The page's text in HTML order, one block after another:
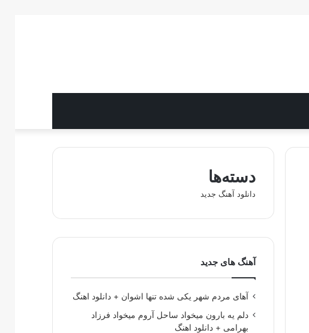
دسته‌ها
دانلود آهنگ جدید
آهنگ های جدید
آهای مردم شهر یکی شده تنها اشوان + دانلود اهنگ
دلم یه بارون میخواد ساحل آروم میخواد فرزاد
بهرامی + دانلود اهنگ